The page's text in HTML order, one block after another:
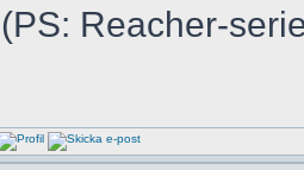
(PS: Reacher-